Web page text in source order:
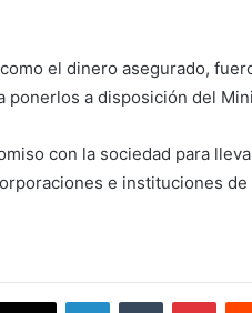
el dinero asegurado,
ponerlos a disposición del
con la sociedad para
e instituciones de
LinkedInTumblr